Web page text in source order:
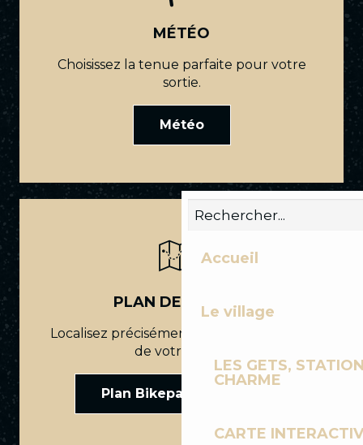
Accueil
Le village
LES GETS,
CHARME
CARTE
MÉTÉO
Choisissez la tenue parfaite pour votre
sortie.
Météo
PLAN DES PISTES
Localisez précisément le point de départ
de votre tracé.
Plan Bikepark Les Gets